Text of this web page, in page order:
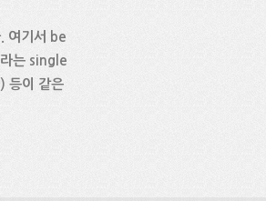
여기서 be
라는 single
등이 같은